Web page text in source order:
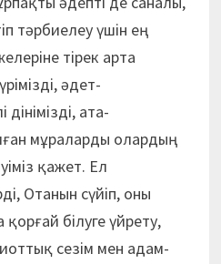
тәр­­биелеу үшін ең
тірек арта
әдет-
ата-
мұ­раларды олардың
қажет. Ел
Отанын сүйіп, оны
білуге үйрету,
сезім мен адам­